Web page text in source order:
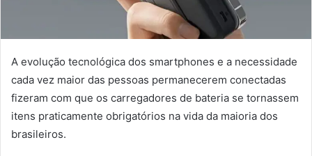
A evolução tecnológica dos smartphones e a necessidade
cada vez maior das pessoas permanecerem conectadas
fizeram com que os carregadores de bateria se tornassem
itens praticamente obrigatórios na vida da maioria dos
brasileiros.